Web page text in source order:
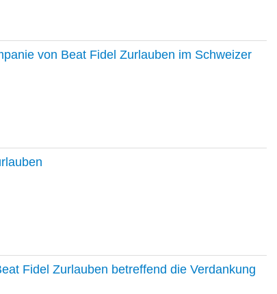
von Beat Fidel Zurlauben im Schweizer
Fidel Zurlauben betreffend die Verdankung